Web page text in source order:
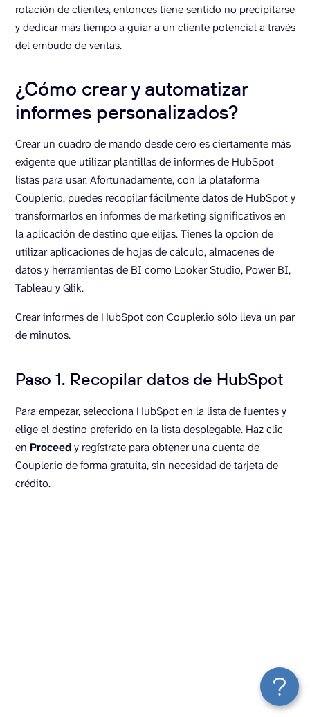
rotación de clientes, entonces tiene sentido no precipitarse
y dedicar más tiempo a guiar a un cliente potencial a través
del embudo de ventas.
¿Cómo crear y automatizar
informes personalizados?
Crear un cuadro de mando desde cero es ciertamente más
exigente que utilizar plantillas de informes de HubSpot
listas para usar. Afortunadamente, con la plataforma
Coupler.io, puedes recopilar fácilmente datos de HubSpot y
transformarlos en informes de marketing significativos en
la aplicación de destino que elijas. Tienes la opción de
utilizar aplicaciones de hojas de cálculo, almacenes de
datos y herramientas de BI como Looker Studio, Power BI,
Tableau y Qlik.
Crear informes de HubSpot con Coupler.io sólo lleva un par
de minutos.
Paso 1. Recopilar datos de HubSpot
Para empezar, selecciona HubSpot en la lista de fuentes y
elige el destino preferido en la lista desplegable. Haz clic
en Proceedy regístrate para obtener una cuenta de
Coupler.io de forma gratuita, sin necesidad de tarjeta de
crédito.